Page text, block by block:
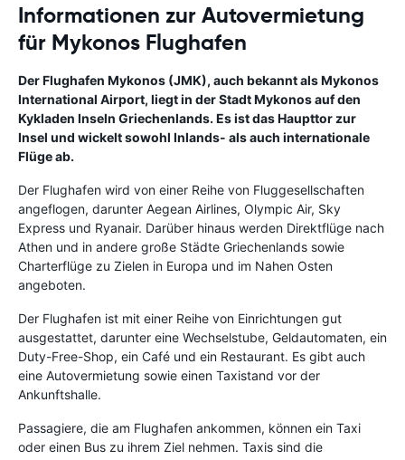
Informationen zur Autovermietung
für Mykonos Flughafen
Der Flughafen Mykonos (JMK), auch bekannt als Mykonos
International Airport, liegt in der Stadt Mykonos auf den
Kykladen Inseln Griechenlands. Es ist das Haupttor zur
Insel und wickelt sowohl Inlands- als auch internationale
Flüge ab.
Der Flughafen wird von einer Reihe von Fluggesellschaften
angeflogen, darunter Aegean Airlines, Olympic Air, Sky
Express und Ryanair. Darüber hinaus werden Direktflüge nach
Athen und in andere große Städte Griechenlands sowie
Charterflüge zu Zielen in Europa und im Nahen Osten
angeboten.
Der Flughafen ist mit einer Reihe von Einrichtungen gut
ausgestattet, darunter eine Wechselstube, Geldautomaten, ein
Duty-Free-Shop, ein Café und ein Restaurant. Es gibt auch
eine Autovermietung sowie einen Taxistand vor der
Ankunftshalle.
Passagiere, die am Flughafen ankommen, können ein Taxi
oder einen Bus zu ihrem Ziel nehmen. Taxis sind die